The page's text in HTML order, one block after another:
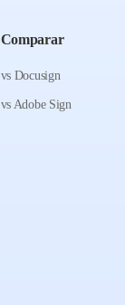
Comparar
vs Docusign
vs Adobe Sign